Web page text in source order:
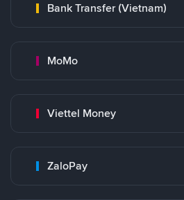
Bank Transfer (Vietnam)
MoMo
Viettel Money
ZaloPay